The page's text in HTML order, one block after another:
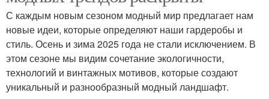
С каждым новым сезоном модный мир предлагает нам
новые идеи, которые определяют наши гардеробы и
стиль. Осень и зима 2025 года не стали исключением. В
этом сезоне мы видим сочетание экологичности,
технологий и винтажных мотивов, которые создают
уникальный и разнообразный модный ландшафт.